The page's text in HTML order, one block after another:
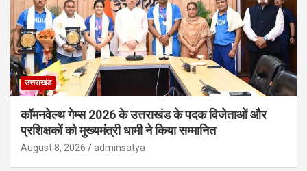
उत्तराखंड
कॉमनवेल्थ गेम्स 2026 के उत्तराखंड के पदक विजेताओं और
प्रशिक्षकों को मुख्यमंत्री धामी ने किया सम्मानित
August 8, 2026 adminsatya